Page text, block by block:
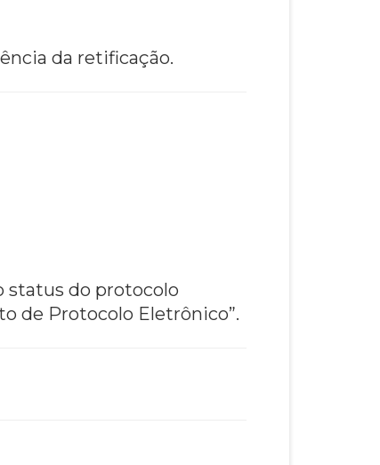
da retificação.
status do protocolo
de Protocolo Eletrônico”.